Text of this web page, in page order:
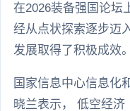
在2026装备强国论坛
经从点状探索逐步迈
发展取得了积极成效。
国家信息中心信息化
晓兰表示， 低空经济